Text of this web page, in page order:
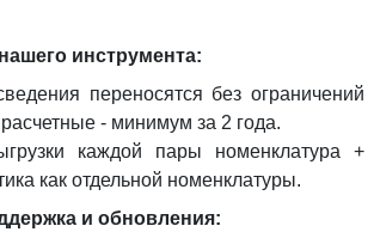
инструмента:
переносятся без ограничений
- минимум за 2 года.
каждой пары номенклатура +
как отдельной номенклатуры.
и обновления: